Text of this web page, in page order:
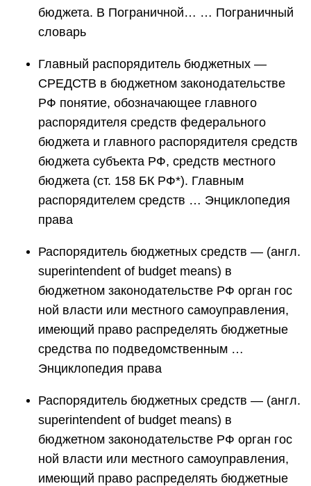
бюджета. В Пограничной… … Пограничный
словарь
Главный распорядитель бюджетных —
СРЕДСТВ в бюджетном законодательстве
РФ понятие, обозначающее главного
распорядителя средств федерального
бюджета и главного распорядителя средств
бюджета субъекта РФ, средств местного
бюджета (ст. 158 БК РФ*). Главным
распорядителем средств … Энциклопедия
права
Распорядитель бюджетных средств — (англ.
superintendent of budget means) в
бюджетном законодательстве РФ орган гос
ной власти или местного самоуправления,
имеющий право распределять бюджетные
средства по подведомственным …
Энциклопедия права
Распорядитель бюджетных средств — (англ.
superintendent of budget means) в
бюджетном законодательстве РФ орган гос
ной власти или местного самоуправления,
имеющий право распределять бюджетные